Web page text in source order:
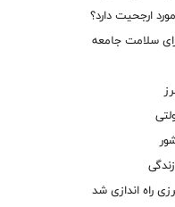
ارجحیت دارد؟
سلامت جامعه